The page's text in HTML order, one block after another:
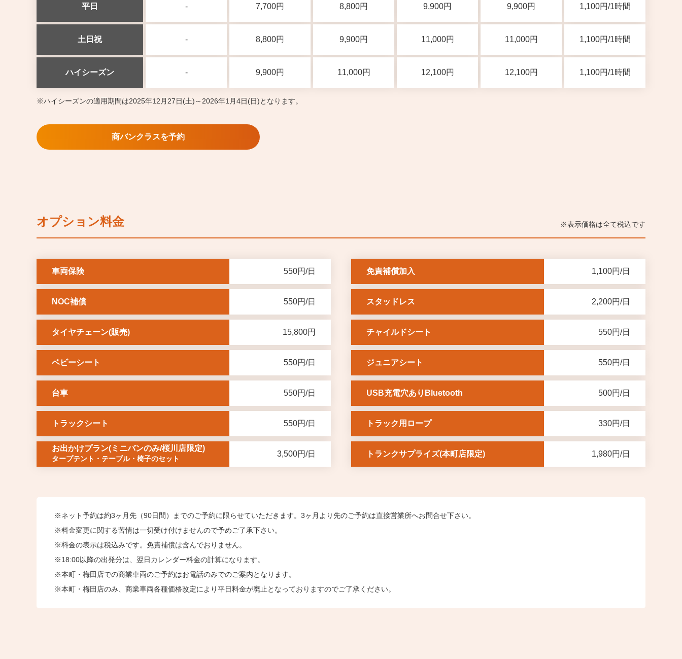
平日 - 7,700円 8,800円 9,900円 9,900円 1,100円/1時間
土日祝 - 8,800円 9,900円 11,000円 11,000円 1,100円/1時間
ハイシーズン - 9,900円 11,000円 12,100円 12,100円 1,100円/1時間
ハイシーズンの適用期間は2025年12月27日(土)～2026年1月4日(日)となります。
商バンクラスを予約
オプション料金 表示価格は全て税込です
車両保険 550円/日
NOC補償 550円/日
タイヤチェーン(販売) 15,800円
ベビーシート 550円/日
台車 550円/日
トラックシート 550円/日
お出かけプラン(ミニバンのみ/桜川店限定)
タープテント・テーブル・椅子のセット
3,500円/日
免責補償加入 1,100円/日
スタッドレス 2,200円/日
チャイルドシート 550円/日
ジュニアシート 550円/日
USB充電穴ありBluetooth 500円/日
トラック用ロープ 330円/日
トランクサプライズ(本町店限定) 1,980円/日
ネット予約は約3ヶ月先（90日間）までのご予約に限らせていただきます。3ヶ月より先のご予約は直接営業所へお問合せ下さい。
料⾦変更に関する苦情は一切受け付けませんので予めご了承下さい。
料⾦の表⽰は税込みです。免責補償は含んでおりません。
18:00以降の出発分は、翌日カレンダー料金の計算になります。
本町・梅田店での商業車両のご予約はお電話のみでのご案内となります。
本町・梅田店のみ、商業車両各種価格改定により平日料金が廃止となっておりますのでご了承ください。